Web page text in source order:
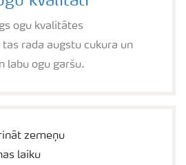
ogu kvalitātes
rada augstu cukura un
labu ogu garšu.